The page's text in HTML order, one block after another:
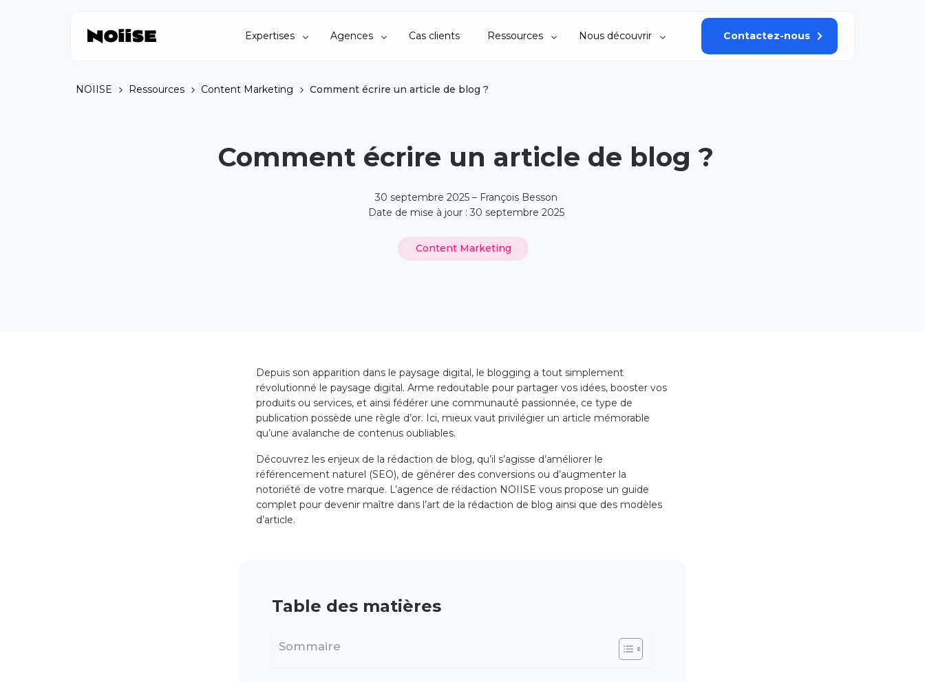
Expertises Agences Cas clients Ressources Nous découvrir Contactez-nous
NOIISE Ressources Content Marketing Comment écrire un article de blog ?
Comment écrire un article de blog ?
30 septembre 2025 – François Besson
Date de mise à jour : 30 septembre 2025
Content Marketing
Depuis son apparition dans le paysage digital, le blogging a tout simplement
révolutionné le paysage digital. Arme redoutable pour partager vos idées, booster vos
produits ou services, et ainsi fédérer une communauté passionnée, ce type de
publication possède une règle d’or. Ici, mieux vaut privilégier un article mémorable
qu’une avalanche de contenus oubliables.
Découvrez les enjeux de la rédaction de blog, qu’il s’agisse d’améliorer le
référencement naturel (SEO), de générer des conversions ou d’augmenter la
notoriété de votre marque. L’agence de rédaction NOIISE vous propose un guide
complet pour devenir maître dans l’art de la rédaction de blog ainsi que des modèles
d’article.
Table des matières
Sommaire